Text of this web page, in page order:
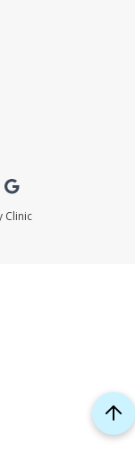
Clinic